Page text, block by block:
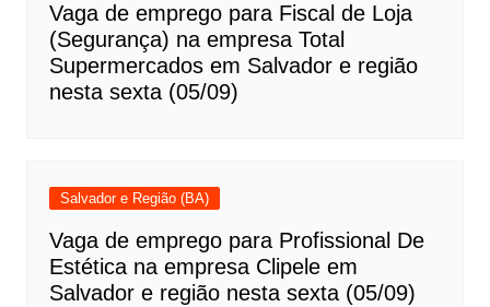
Vaga de emprego para Fiscal de Loja
(Segurança) na empresa Total
Supermercados em Salvador e região
nesta sexta (05/09)
Salvador e Região (BA)
Vaga de emprego para Profissional De
Estética na empresa Clipele em
Salvador e região nesta sexta (05/09)